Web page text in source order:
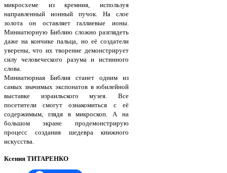
микросхеме из кремния, используя
направленный ионный пучок. На слое
золота он оставляет галлиевые ионы.
Миниатюрную Библию сложно разглядеть
даже на кончике пальца, но её создатели
уверены, что их творение демонстрирует
силу человеческого разума и истинного
слова.
Миниатюрная Библия станет одним из
самых значимых экспонатов в юбилейной
выставке израильского музея. Все
посетители смогут ознакомиться с её
содержимым, глядя в микроскоп. А на
большом экране продемонстрирую
процесс создания шедевра книжного
искусства.
Ксения ТИТАРЕНКО